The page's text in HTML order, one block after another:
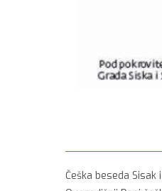
Češka beseda